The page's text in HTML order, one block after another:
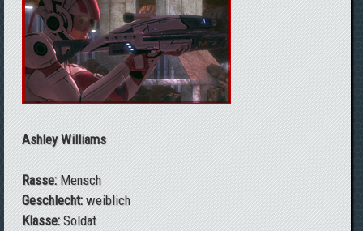
Ashley Williams
Rasse:Mensch
Geschlecht:weiblich
Klasse:Soldat